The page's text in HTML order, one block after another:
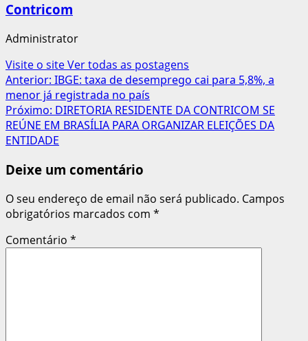
Contricom
Administrator
Visite o siteVer todas as postagens
Navegação
de
artigos
Anterior: IBGE: taxa de desemprego cai para 5,8%, a
menor já registrada no país
Próximo: DIRETORIA RESIDENTE DA CONTRICOM SE
REÚNE EM BRASÍLIA PARA ORGANIZAR ELEIÇÕES DA
ENTIDADE
Deixe um comentário
O seu endereço de email não será publicado. Campos
obrigatórios marcados com *
Comentário *